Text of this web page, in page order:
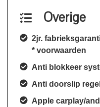
Overige
2jr.
* voorwaarden
Anti blokkeer
Anti doorslip
Apple carplay/